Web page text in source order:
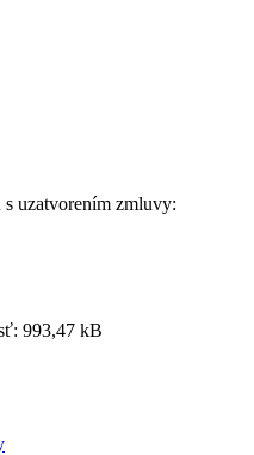
s uzatvorením zmluvy:
993,47 kB